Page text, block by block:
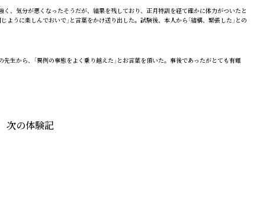
、気分が悪くなったそうだが、結果を残しており、正月特訓を経て確かに体力がついたと
うに楽しんでおいで」と言葉をかけ送り出した。試験後、本人から「結構、緊張した」との
から、「異例の事態をよく乗り越えた」とお言葉を頂いた。事後であったがとても有難
次の体験記